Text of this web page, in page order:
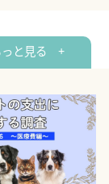
っと見る +